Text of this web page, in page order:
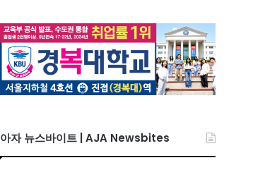
아자 뉴스바이트 | AJA Newsbites